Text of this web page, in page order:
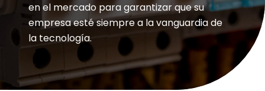
en el mercado para garantizar que su
empresa esté siempre a la vanguardia de
la tecnología.